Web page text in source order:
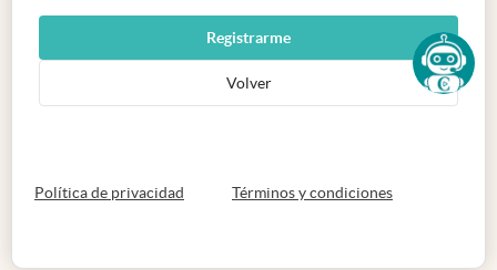
Registrarme
Volver
Política de privacidad abre en nueva pestaña
Términos y condicionesabre en nueva